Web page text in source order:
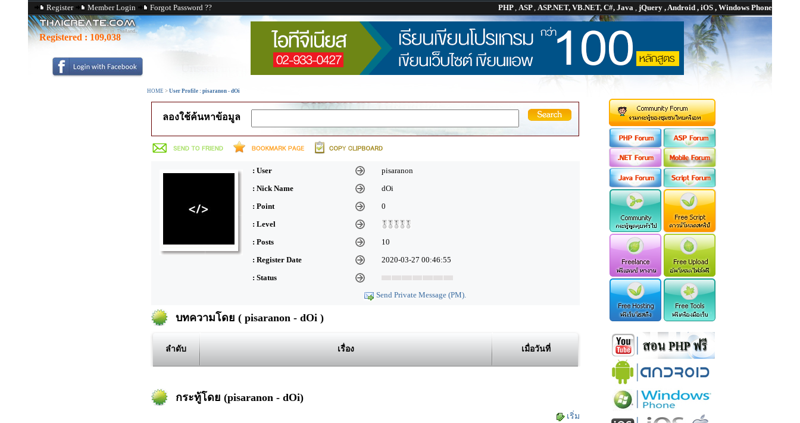
Register Member Login Forgot Password ?? PHP, ASP, ASP.NET, VB.NET, C#, Java , jQuery , Android , iOS , Windows Phone
Registered : 109,038
HOME > User Profile : pisaranon - dOi
ลองใช้ค้นหาข้อมูล
: User
pisaranon
: Nick Name
dOi
: Point
0
: Level
: Posts
10
: Register Date
2020-03-27 00:46:55
: Status
Send Private Message (PM).
บทความโดย ( pisaranon - dOi )
ลำดับ เรื่อง เมื่อวันที่
กระทู้โดย (pisaranon - dOi)
เริ่ม